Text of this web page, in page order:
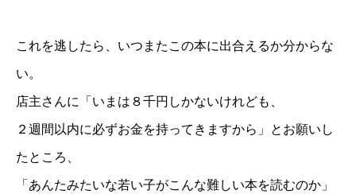
これを逃したら、いつまたこの本に出合えるか分からな
い。
店主さんに「いまは８千円しかないけれども、
２週間以内に必ずお金を持ってきますから」とお願いし
たところ、
「あんたみたいな若い子がこんな難しい本を読むのか」